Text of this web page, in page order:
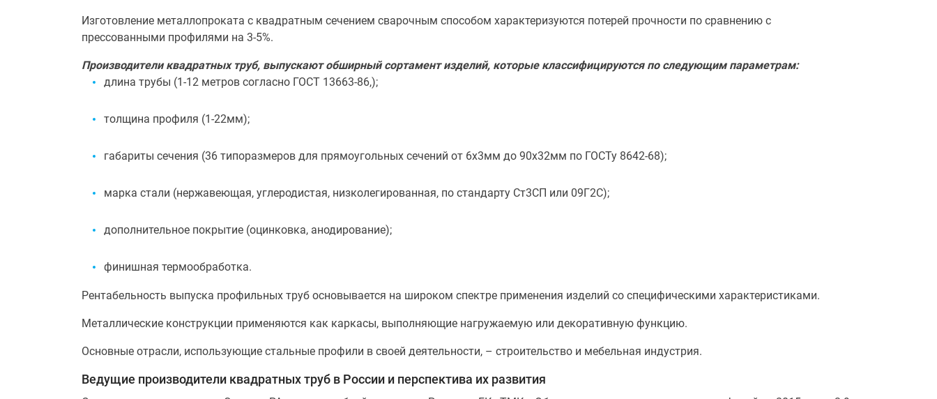
Изготовление металлопроката с квадратным сечением сварочным способом характеризуются потерей прочности по сравнению с
прессованными профилями на 3-5%.
Производители квадратных труб, выпускают обширный сортамент изделий, которые классифицируются по следующим параметрам:
длина трубы (1-12 метров согласно ГОСТ 13663-86,);
толщина профиля (1-22мм);
габариты сечения (36 типоразмеров для прямоугольных сечений от 6х3мм до 90х32мм по ГОСТу 8642-68);
марка стали (нержавеющая, углеродистая, низколегированная, по стандарту Ст3СП или 09Г2С);
дополнительное покрытие (оцинковка, анодирование);
финишная термообработка.
Рентабельность выпуска профильных труб основывается на широком спектре применения изделий со специфическими характеристиками.
Металлические конструкции применяются как каркасы, выполняющие нагружаемую или декоративную функцию.
Основные отрасли, использующие стальные профили в своей деятельности, – строительство и мебельная индустрия.
Ведущие производители квадратных труб в России и перспектива их развития